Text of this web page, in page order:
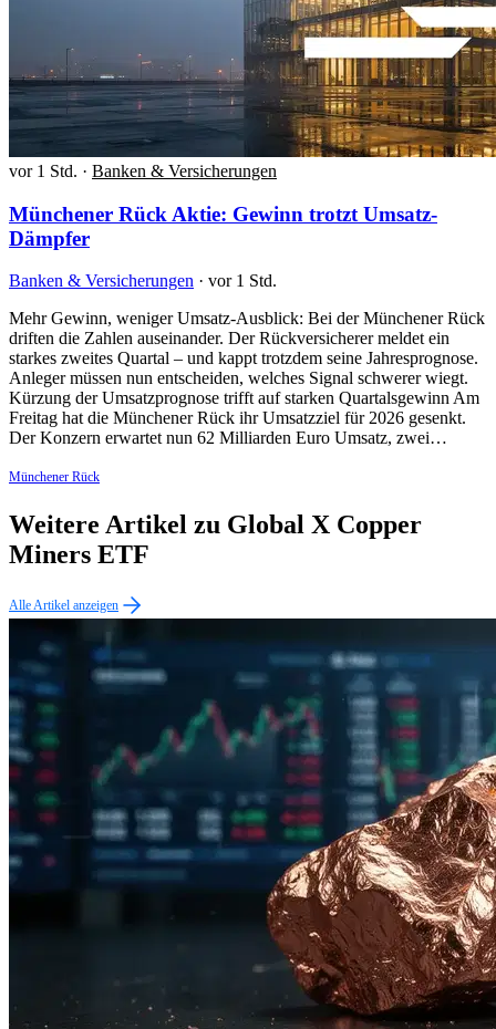
vor 1 Std. · Banken & Versicherungen
Münchener Rück Aktie: Gewinn trotzt Umsatz-
Dämpfer
Banken & Versicherungen · vor 1 Std.
Mehr Gewinn, weniger Umsatz-Ausblick: Bei der Münchener Rück
driften die Zahlen auseinander. Der Rückversicherer meldet ein
starkes zweites Quartal – und kappt trotzdem seine Jahresprognose.
Anleger müssen nun entscheiden, welches Signal schwerer wiegt.
Kürzung der Umsatzprognose trifft auf starken Quartalsgewinn Am
Freitag hat die Münchener Rück ihr Umsatzziel für 2026 gesenkt.
Der Konzern erwartet nun 62 Milliarden Euro Umsatz, zwei…
Münchener Rück
Weitere Artikel zu Global X Copper
Miners ETF
Alle Artikel anzeigen